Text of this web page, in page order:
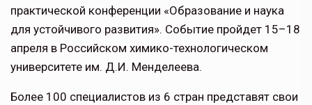
практической конференции «Образование и наука
для устойчивого развития». Событие пройдет 15–18
апреля в Российском химико-технологическом
университете им. Д.И. Менделеева.
Более 100 специалистов из 6 стран представят свои